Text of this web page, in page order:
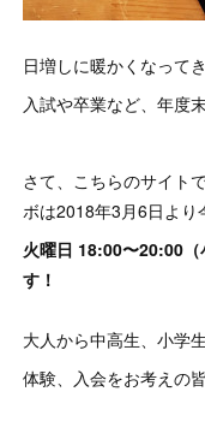
日増しに暖かくなって
入試や卒業など、年度
さて、こちらのサイト
ボは2018年3月6日より
火曜日 18:00〜20:00
す！
大人から中高生、小学
体験、入会をお考えの